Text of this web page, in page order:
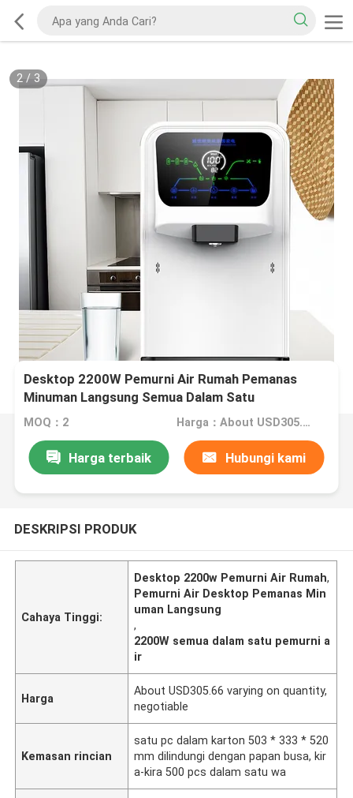
2/ 3
Desktop 2200W Pemurni Air Rumah Pemanas
Minuman Langsung Semua Dalam Satu
MOQ：2 Harga：About USD305.66 varying on quantity,negotiable
Harga terbaik Hubungi kami
DESKRIPSI PRODUK
Cahaya Tinggi:
Desktop 2200w Pemurni Air Rumah,
Pemurni Air Desktop Pemanas Min
uman Langsung
,
2200W semua dalam satu pemurni a
ir
Harga
About USD305.66 varying on quantity,
negotiable
Kemasan rincian
satu pc dalam karton 503 * 333 * 520
mm dilindungi dengan papan busa, kir
a-kira 500 pcs dalam satu wa